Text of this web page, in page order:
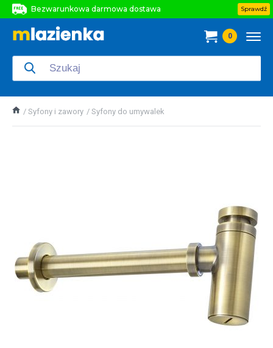
Bezwarunkowa darmowa dostawa
Bezwarunkowa darmowa dostawa
Sprawdź
0
Syfony i zawory Syfony do umywalek